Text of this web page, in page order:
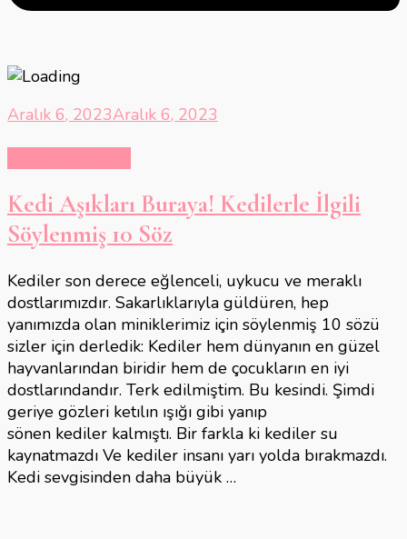
Aralık 6, 2023Aralık 6, 2023
Kedi Aşıkları Buraya! Kedilerle İlgili
Söylenmiş 10 Söz
Kediler son derece eğlenceli, uykucu ve meraklı
dostlarımızdır. Sakarlıklarıyla güldüren, hep
yanımızda olan miniklerimiz için söylenmiş 10 sözü
sizler için derledik: Kediler hem dünyanın en güzel
hayvanlarından biridir hem de çocukların en iyi
dostlarındandır. Terk edilmiştim. Bu kesindi. Şimdi
geriye gözleri ketılın ışığı gibi yanıp
sönen kediler kalmıştı. Bir farkla ki kediler su
kaynatmazdı Ve kediler insanı yarı yolda bırakmazdı.
Kedi sevgisinden daha büyük …